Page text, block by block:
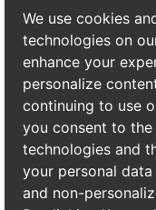
Le coût d’un
facteurs : la
les techniques à
Alpes3D, nous
chaque situation,
Toutefois, voici une
donner un ordre d’idée :
Un tarif
We use cookies
technologies on
enhance your
personalize
continuing to use
you consent to
technologies and
your personal
and non-